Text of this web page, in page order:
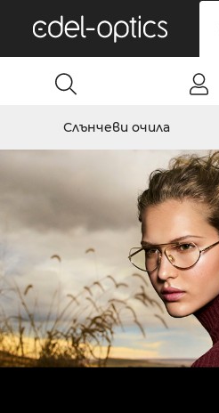
Слънчеви очила